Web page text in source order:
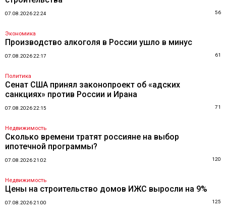
07.08.2026 22:24 56
Экономика
Производство алкоголя в России ушло в минус
07.08.2026 22:17 61
Политика
Сенат США принял законопроект об «адских
санкциях» против России и Ирана
07.08.2026 22:15 71
Недвижимость
Сколько времени тратят россияне на выбор
ипотечной программы?
07.08.2026 21:02 120
Недвижимость
Цены на строительство домов ИЖС выросли на 9%
07.08.2026 21:00 125